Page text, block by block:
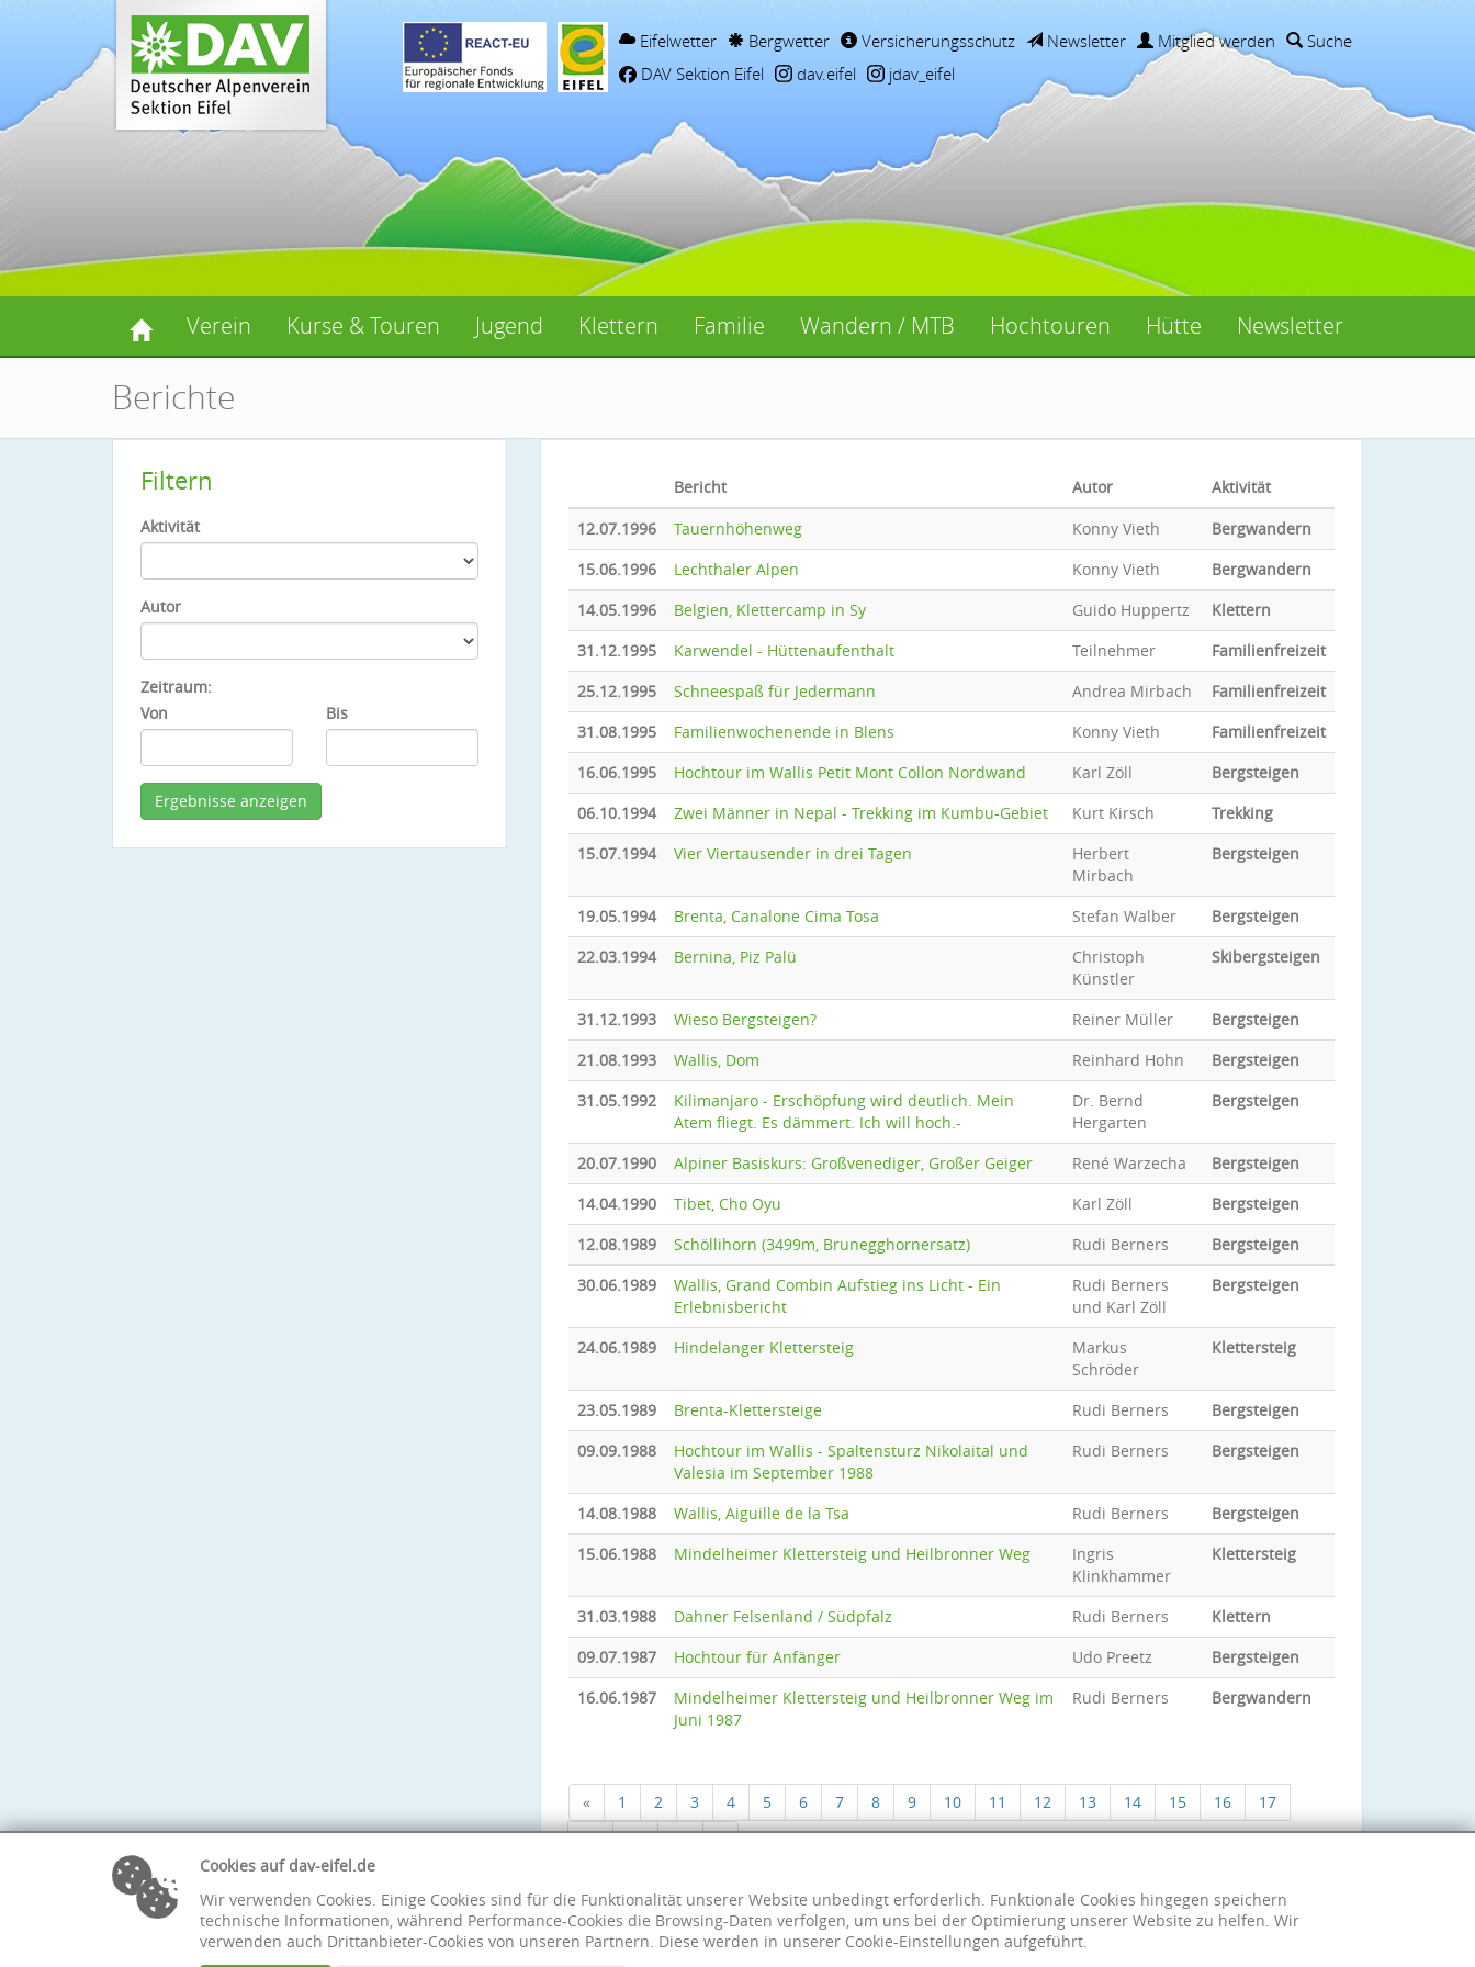
Eifelwetter Bergwetter Versicherungsschutz Newsletter Mitglied werden
Suche
DAV Sektion Eifel
dav.eifel jdav_eifel
Verein Kurse & Touren Jugend Klettern Familie Wandern / MTB Hochtouren Hütte Newsletter
Berichte
Filtern
Aktivität
Autor
Zeitraum:
Von
Bis
Bericht Autor
Aktivität
12.07.1996
Tauernhöhenweg Konny Vieth
Bergwandern
15.06.1996
Lechthaler Alpen Konny Vieth
Bergwandern
14.05.1996
Belgien, Klettercamp in Sy Guido Huppertz
Klettern
31.12.1995
Karwendel - Hüttenaufenthalt Teilnehmer
Familienfreizeit
25.12.1995
Schneespaß für Jedermann Andrea Mirbach
Familienfreizeit
31.08.1995
Familienwochenende in Blens Konny Vieth
Familienfreizeit
16.06.1995
Hochtour im Wallis Petit Mont Collon Nordwand Karl Zöll
Bergsteigen
06.10.1994
Zwei Männer in Nepal - Trekking im Kumbu-Gebiet Kurt Kirsch
Trekking
15.07.1994
Vier Viertausender in drei Tagen
Herbert
Mirbach
Bergsteigen
19.05.1994 Brenta, Canalone Cima Tosa Stefan Walber
Bergsteigen
22.03.1994
Bernina, Piz Palü
Christoph
Künstler
Skibergsteigen
31.12.1993 Wieso Bergsteigen? Reiner Müller
Bergsteigen
21.08.1993
Wallis, Dom Reinhard Hohn
Bergsteigen
31.05.1992
Kilimanjaro - Erschöpfung wird deutlich. Mein
Atem fliegt. Es dämmert. Ich will hoch.-
Dr. Bernd
Hergarten
Bergsteigen
20.07.1990 Alpiner Basiskurs: Großvenediger, Großer Geiger René Warzecha
Bergsteigen
14.04.1990
Tibet, Cho Oyu Karl Zöll
Bergsteigen
12.08.1989
Schöllihorn (3499m, Brunegghornersatz) Rudi Berners
Bergsteigen
30.06.1989
Wallis, Grand Combin Aufstieg ins Licht - Ein
Erlebnisbericht
Rudi Berners
und Karl Zöll
Bergsteigen
24.06.1989 Hindelanger Klettersteig
Markus
Schröder
Klettersteig
23.05.1989 Brenta-Klettersteige Rudi Berners
Bergsteigen
09.09.1988
Hochtour im Wallis - Spaltensturz Nikolaital und
Valesia im September 1988
Rudi Berners Bergsteigen
14.08.1988 Wallis, Aiguille de la Tsa Rudi Berners
Bergsteigen
15.06.1988
Mindelheimer Klettersteig und Heilbronner Weg
Ingris
Klinkhammer
Klettersteig
31.03.1988 Dahner Felsenland / Südpfalz Rudi Berners
Klettern
09.07.1987
Hochtour für Anfänger Udo Preetz
Bergsteigen
16.06.1987
Mindelheimer Klettersteig und Heilbronner Weg im
Juni 1987
Rudi Berners Bergwandern
« 1 2 3 4 5 6 7 8 9 10 11 12 13 14 15 16
17
18
19 20
»
Cookies auf dav-eifel.de
Wir verwenden Cookies. Einige Cookies sind für die Funktionalität unserer Website unbedingt erforderlich. Funktionale Cookies hingegen speichern
technische Informationen, während Performance-Cookies die Browsing-Daten verfolgen, um uns bei der Optimierung unserer Website zu helfen. Wir
verwenden auch Drittanbieter-Cookies von unseren Partnern. Diese werden in unserer Cookie-Einstellungen aufgeführt.